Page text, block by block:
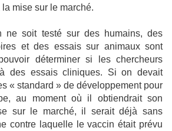
mise sur le marché.
ne soit testé sur des humains, des
et des essais sur animaux sont
déterminer si les chercheurs
des essais cliniques. Si on devait
« standard » de développement pour
au moment où il obtiendrait son
sur le marché, il serait déjà sans
contre laquelle le vaccin était prévu